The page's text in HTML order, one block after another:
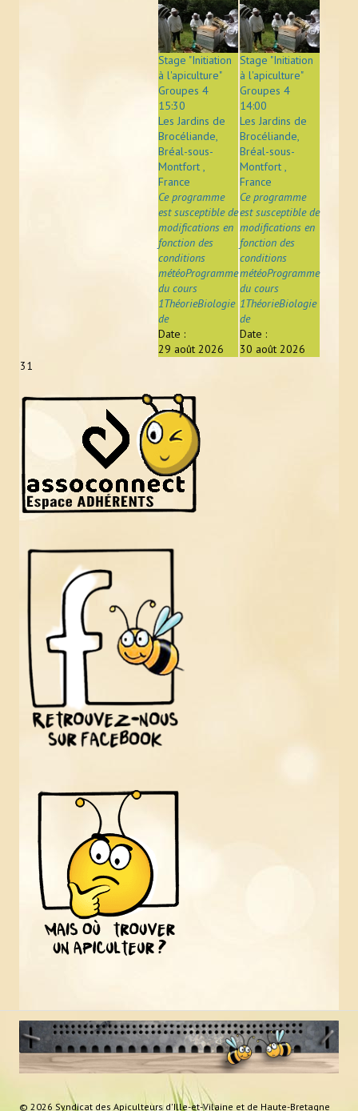
Stage "Initiation
à l'apiculture"
Groupes 4
15:30
Les Jardins de
Brocéliande,
Bréal-sous-
Montfort ,
France
Ce programme
est susceptible de
modifications en
fonction des
conditions
météoProgramme
du cours
1ThéorieBiologie
de
Date :
29 août 2026
Stage "Initiation
à l'apiculture"
Groupes 4
14:00
Les Jardins de
Brocéliande,
Bréal-sous-
Montfort ,
France
Ce programme
est susceptible de
modifications en
fonction des
conditions
météoProgramme
du cours
1ThéorieBiologie
de
Date :
30 août 2026
31
© 2026 Syndicat des Apiculteurs d'Ille-et-Vilaine et de Haute-Bretagne